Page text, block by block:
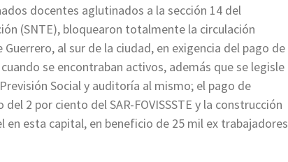
docentes aglutinados a la sección 14 del
(SNTE), bloquearon totalmente la circulación
al sur de la ciudad, en exigencia del pago de
se encontraban activos, además que se legisle
Social y auditoría al mismo; el pago de
2 por ciento del SAR-FOVISSSTE y la construcción
esta capital, en beneficio de 25 mil ex trabajadores